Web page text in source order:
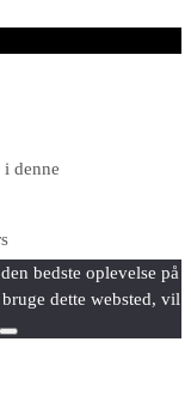
denne
bedste oplevelse på
dette websted, vil